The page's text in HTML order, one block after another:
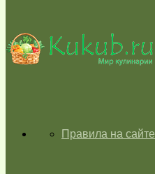
skin
ГЛАВНАЯПравила на сайте